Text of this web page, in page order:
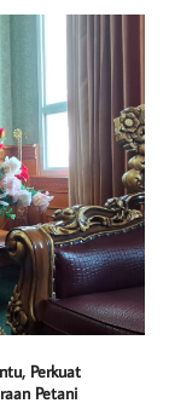
Perkuat
Petani